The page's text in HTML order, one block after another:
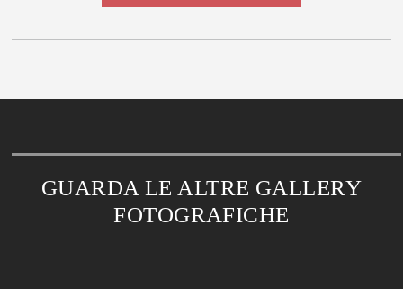
GUARDA LE ALTRE GALLERY
FOTOGRAFICHE